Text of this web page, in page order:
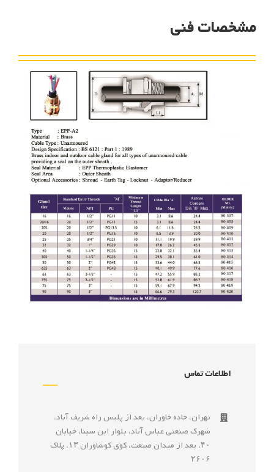
مشخصات فنی
اطلاعات تماس
تهران، جاده خاوران، بعد از پليس راه شريف آباد،
شهرک صنعتى عباس آباد، بلوار ابن سينا، خيابان
۴۰، بعد از ميدان صنعت، كوی كوشاوران ۱۳، پلاک
۲۶۰۶